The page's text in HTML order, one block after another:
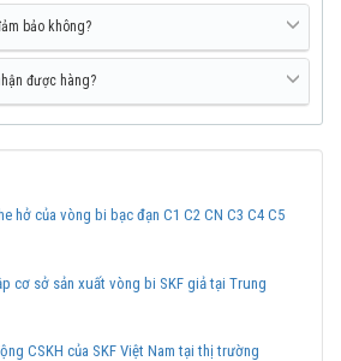
có thể chịu được tải trọng dọc trục theo
khả năng định vị dọc trục theo 2 hướng.
hướng cũng không thể chịu được bất kỳ
bảo không?
được hàng?
hở của vòng bi bạc đạn C1 C2 CN C3 C4 C5
cơ sở sản xuất vòng bi SKF giả tại Trung
CSKH của SKF Việt Nam tại thị trường